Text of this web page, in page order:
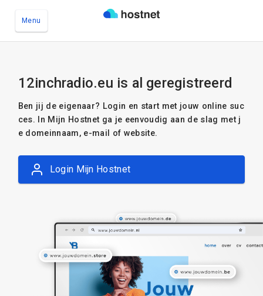
Menu
12inchradio.eu is al geregistreerd
Ben jij de eigenaar? Login en start met jouw online suc
ces. In Mijn Hostnet ga je eenvoudig aan de slag met j
e domeinnaam, e-mail of website.
Login Mijn Hostnet